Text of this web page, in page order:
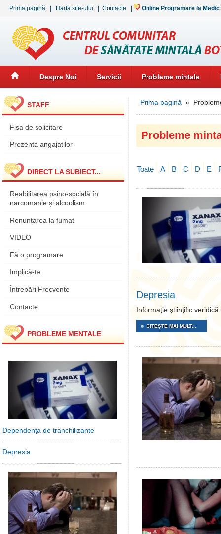
Prima pagină Harta site-ului Contacte Online Programare la Medic
Despre Noi Servicii Probleme mintale
STAFF
Fisa de solicitare
Prezenta angajatilor
DIRECT LA SUBIECT...
Reabilitarea psiho-socială în
narcomanie și alcoolism
Renunțarea la fumat
VIDEO
Fă o programare
Implică-te
Întrebări Frecvente
Contacte
PROBLEME MENTALE
Dependența de tranchilizante
Depresia
Prima pagină »
Probleme
Toate A B C D E
Depresia
Informație științific
CITEŞTE MAI MULT...